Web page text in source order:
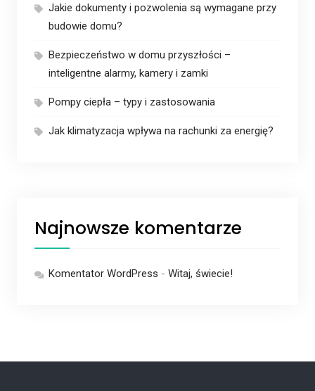
Jakie dokumenty i pozwolenia są wymagane przy
budowie domu?
Bezpieczeństwo w domu przyszłości –
inteligentne alarmy, kamery i zamki
Pompy ciepła – typy i zastosowania
Jak klimatyzacja wpływa na rachunki za energię?
Najnowsze komentarze
Komentator WordPress - Witaj, świecie!